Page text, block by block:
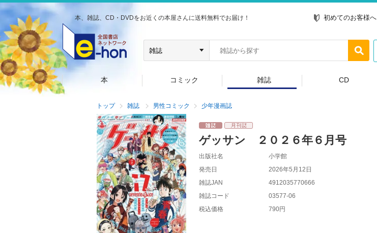
本、雑誌、CD・DVDをお近くの本屋さんに送料無料でお届け！ 初めてのお客様へ
本 コミック 雑誌 CD
トップ 雑誌 男性コミック 少年漫画誌
ゲッサン ２０２６年６月号
出版社名
小学館
発売日
2026年5月12日
雑誌JAN
4912035770666
雑誌コード
03577-06
税込価格
790円